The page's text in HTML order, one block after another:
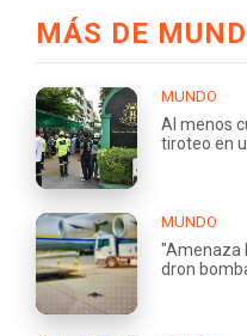
MÁS DE
MUNDO
Al menos
tiroteo en
MUNDO
"Amenaza
dron